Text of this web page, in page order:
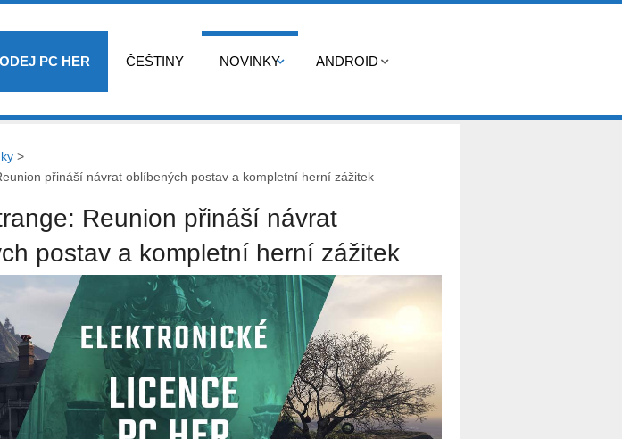
PC HER ČEŠTINY NOVINKY ANDROID
>
přináší návrat oblíbených postav a kompletní herní zážitek
Reunion přináší návrat
postav a kompletní herní zážitek